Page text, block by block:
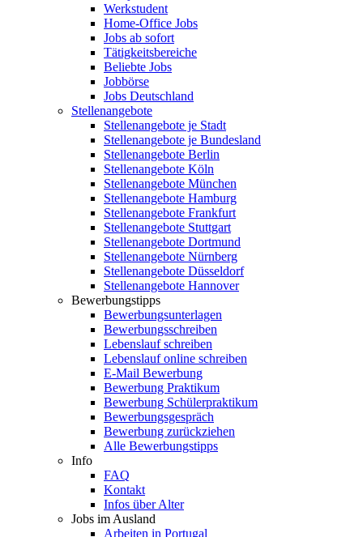
Werkstudent
Home-Office Jobs
Jobs ab sofort
Tätigkeitsbereiche
Beliebte Jobs
Jobbörse
Jobs Deutschland
Stellenangebote
Stellenangebote je Stadt
Stellenangebote je Bundesland
Stellenangebote Berlin
Stellenangebote Köln
Stellenangebote München
Stellenangebote Hamburg
Stellenangebote Frankfurt
Stellenangebote Stuttgart
Stellenangebote Dortmund
Stellenangebote Nürnberg
Stellenangebote Düsseldorf
Stellenangebote Hannover
Bewerbungstipps
Bewerbungsunterlagen
Bewerbungsschreiben
Lebenslauf schreiben
Lebenslauf online schreiben
E-Mail Bewerbung
Bewerbung Praktikum
Bewerbung Schülerpraktikum
Bewerbungsgespräch
Bewerbung zurückziehen
Alle Bewerbungstipps
Info
FAQ
Kontakt
Infos über Alter
Jobs im Ausland
Arbeiten in Portugal